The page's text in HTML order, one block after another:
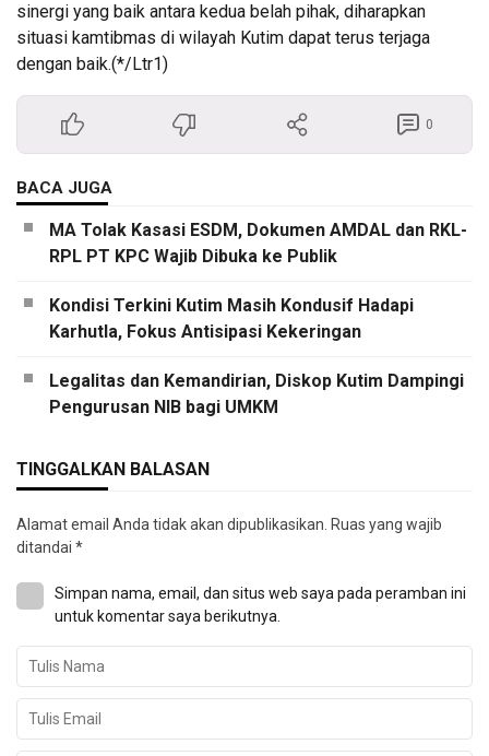
sinergi yang baik antara kedua belah pihak, diharapkan
situasi kamtibmas di wilayah Kutim dapat terus terjaga
dengan baik.(*/Ltr1)
0
BACA JUGA
MA Tolak Kasasi ESDM, Dokumen AMDAL dan RKL-
RPL PT KPC Wajib Dibuka ke Publik
Kondisi Terkini Kutim Masih Kondusif Hadapi
Karhutla, Fokus Antisipasi Kekeringan
Legalitas dan Kemandirian, Diskop Kutim Dampingi
Pengurusan NIB bagi UMKM
TINGGALKAN BALASAN
Alamat email Anda tidak akan dipublikasikan. Ruas yang wajib
ditandai *
Simpan nama, email, dan situs web saya pada peramban ini
untuk komentar saya berikutnya.